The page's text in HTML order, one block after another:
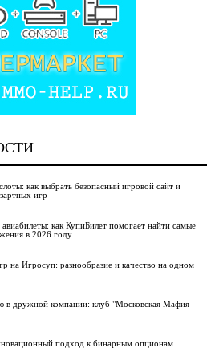
как выбрать безопасный игровой сайт и
игр
как КупиБилет помогает найти самые
в 2026 году
на Игросуп: разнообразие и качество на одном
в дружной компании: клуб "Московская Мафия
подход к бинарным опционам